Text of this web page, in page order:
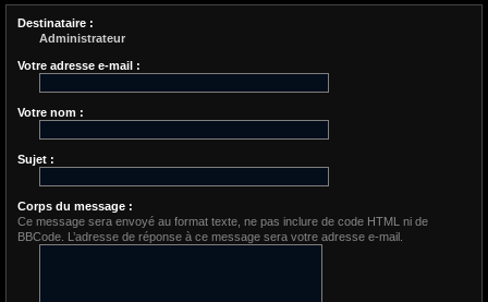
Destinataire :
Administrateur
Votre adresse e-mail :
Votre nom :
Sujet :
Corps du message :
Ce message sera envoyé au format texte, ne pas inclure de code HTML ni de
BBCode. L’adresse de réponse à ce message sera votre adresse e-mail.